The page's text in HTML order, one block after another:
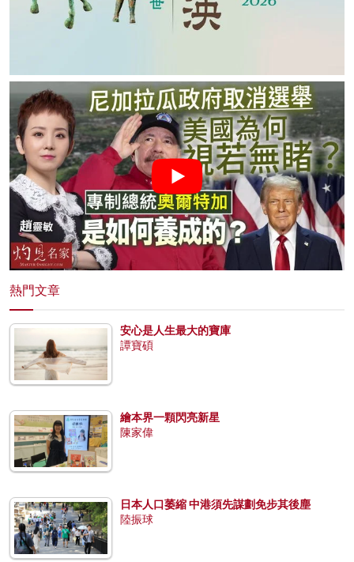
熱門文章
安心是人生最大的寶庫
譚寶碩
繪本界一顆閃亮新星
陳家偉
日本人口萎縮 中港須先謀劃免步其後塵
陸振球